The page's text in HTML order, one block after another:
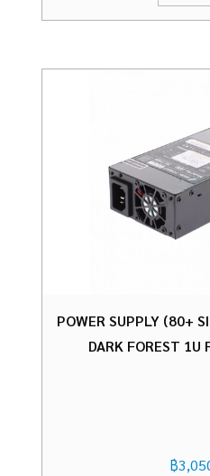
POWER SUPPLY (80+
DARK FOREST
฿